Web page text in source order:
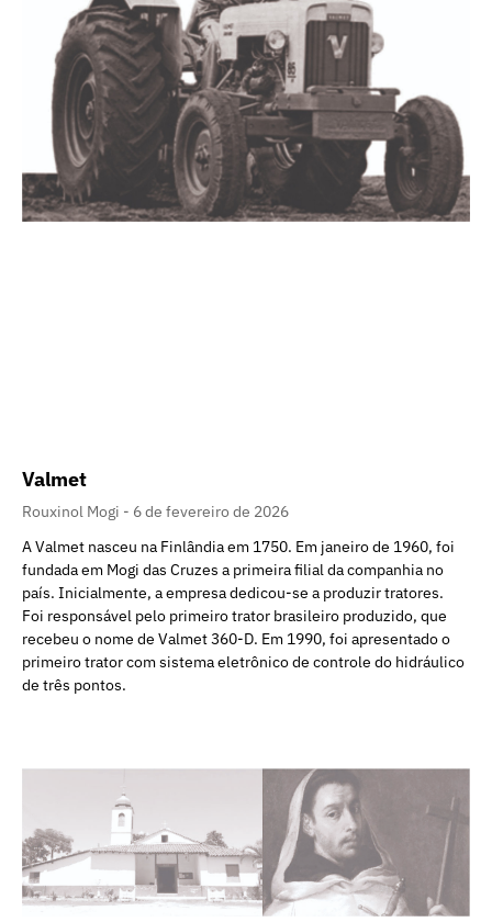
Valmet
Rouxinol Mogi
6 de fevereiro de 2026
A Valmet nasceu na Finlândia em 1750. Em janeiro de 1960, foi
fundada em Mogi das Cruzes a primeira filial da companhia no
país. Inicialmente, a empresa dedicou-se a produzir tratores.
Foi responsável pelo primeiro trator brasileiro produzido, que
recebeu o nome de Valmet 360-D. Em 1990, foi apresentado o
primeiro trator com sistema eletrônico de controle do hidráulico
de três pontos.